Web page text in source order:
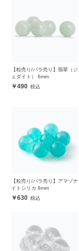
【粒売り/バラ売り】翡翠（ジ
ェダイト） 6mm
490
【粒売り/バラ売り】アマゾナ
イトシリカ 8mm
630